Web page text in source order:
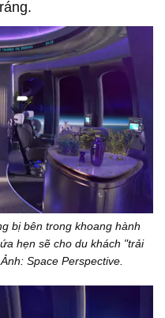
bị bên trong khoang hành
hẹn sẽ cho du khách "trải
Space Perspective.